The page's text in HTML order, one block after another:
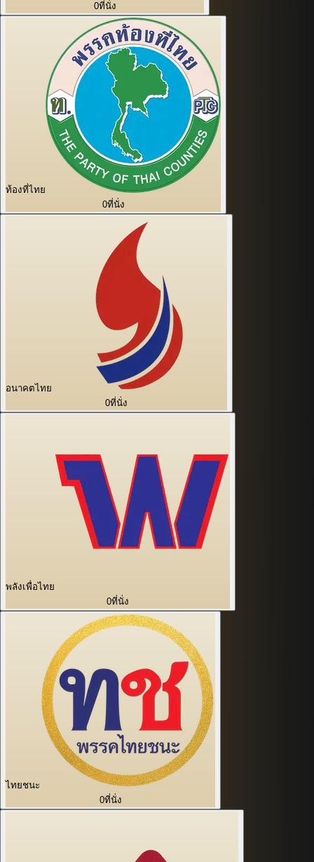
0ที่นั่ง
ท้องที่ไทย
0ที่นั่ง
อนาคตไทย
0ที่นั่ง
พลังเพื่อไทย
0ที่นั่ง
ไทยชนะ
0ที่นั่ง